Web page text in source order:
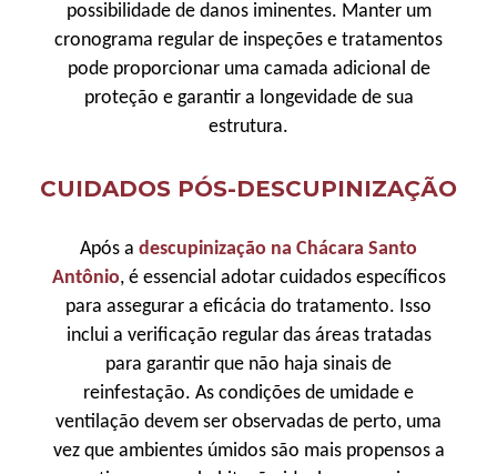
possibilidade de danos iminentes. Manter um
cronograma regular de inspeções e tratamentos
pode proporcionar uma camada adicional de
proteção e garantir a longevidade de sua
estrutura.
CUIDADOS PÓS-DESCUPINIZAÇÃO
Após a descupinização na Chácara Santo
Antônio, é essencial adotar cuidados específicos
para assegurar a eficácia do tratamento. Isso
inclui a verificação regular das áreas tratadas
para garantir que não haja sinais de
reinfestação. As condições de umidade e
ventilação devem ser observadas de perto, uma
vez que ambientes úmidos são mais propensos a